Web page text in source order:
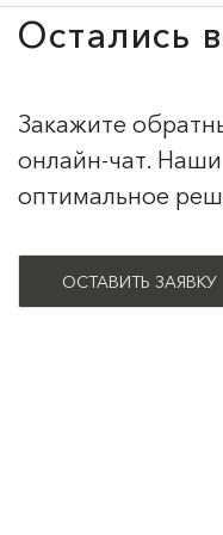
Остались
Закажите
онлайн-чат.
оптимальное
ОСТАВИТЬ ЗАЯВКУ